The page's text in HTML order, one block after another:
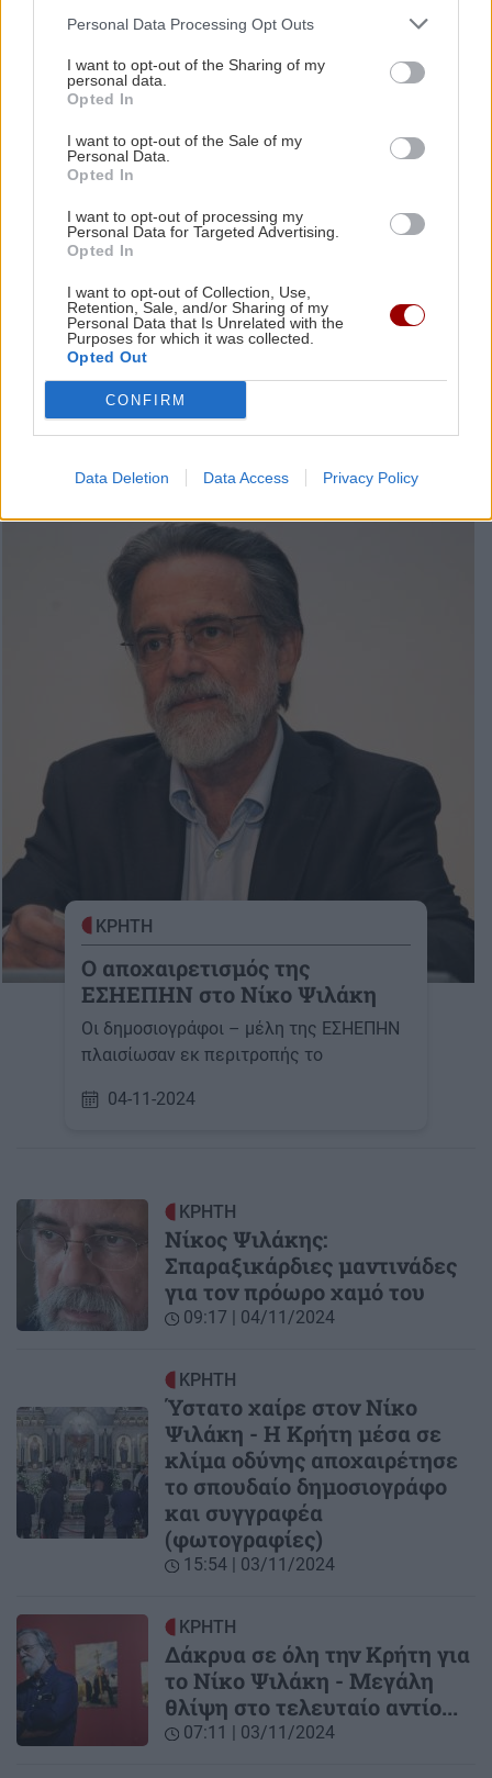
Personal Data Processing Opt Outs
I want to opt-out of the Sharing of my
personal data.
Opted In
I want to opt-out of the Sale of my
Personal Data.
Opted In
I want to opt-out of processing my
Personal Data for Targeted Advertising.
Opted In
I want to opt-out of Collection, Use,
Retention, Sale, and/or Sharing of my
Personal Data that Is Unrelated with the
Purposes for which it was collected.
Opted Out
CONFIRM
Data Deletion Data Access Privacy Policy
ΚΡΗΤΗ
40ημερο μνημόσυνο για το
Νίκος Ψιλάκης: Την Κυριακή
8 Δεκεμβρίου το 40ήμερο
12:24 | 07/12/2024
40 ημέρες χωρίς τον Νίκο
Ψιλάκη - Το "ευχαριστώ" της
οικογένειάς του
ΚΡΗΤΗ
Ο αποχαιρετισμός της
ΕΣΗΕΠΗΝ στο Νίκο Ψιλάκη
Οι δημοσιογράφοι – μέλη της ΕΣΗΕΠΗΝ
πλαισίωσαν εκ περιτροπής το
04-11-2024
ΚΡΗΤΗ
Νίκος Ψιλάκης:
Σπαραξικάρδιες μαντινάδες
για τον πρόωρο χαμό του
09:17 | 04/11/2024
ΚΡΗΤΗ
Ύστατο χαίρε στον Νίκο
Ψιλάκη - Η Κρήτη μέσα σε
κλίμα οδύνης αποχαιρέτησε
το σπουδαίο δημοσιογράφο
και συγγραφέα
(φωτογραφίες)
15:54 | 03/11/2024
ΚΡΗΤΗ
Δάκρυα σε όλη την Κρήτη για
το Νίκο Ψιλάκη - Μεγάλη
θλίψη στο τελευταίο αντίο...
07:11 | 03/11/2024